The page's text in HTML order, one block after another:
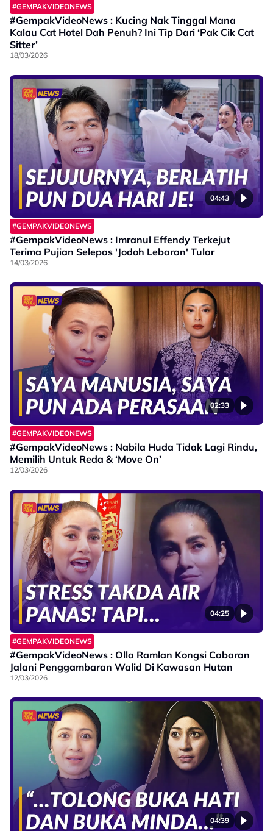
#GEMPAKVIDEONEWS
#GempakVideoNews : Kucing Nak Tinggal Mana
Kalau Cat Hotel Dah Penuh? Ini Tip Dari ‘Pak Cik Cat
Sitter’
18/03/2026
04:43
#GEMPAKVIDEONEWS
#GempakVideoNews : Imranul Effendy Terkejut
Terima Pujian Selepas 'Jodoh Lebaran' Tular
14/03/2026
02:33
#GEMPAKVIDEONEWS
#GempakVideoNews : Nabila Huda Tidak Lagi Rindu,
Memilih Untuk Reda & ‘Move On’
12/03/2026
04:25
#GEMPAKVIDEONEWS
#GempakVideoNews : Olla Ramlan Kongsi Cabaran
Jalani Penggambaran Walid Di Kawasan Hutan
12/03/2026
04:39